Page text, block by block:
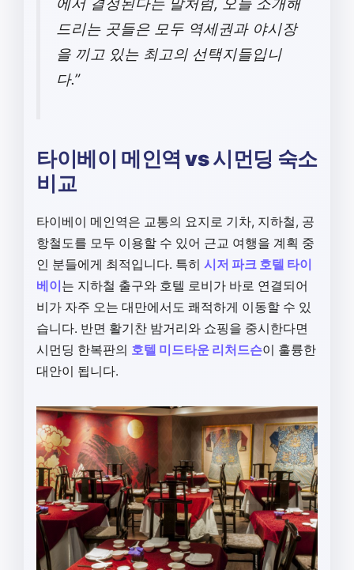
드리는 곳들은 모두 역세권과 야시장
을 끼고 있는 최고의 선택지들입니
다.”
타이베이 메인역 vs 시먼딩 숙소
비교
타이베이 메인역은 교통의 요지로 기차, 지하철, 공
항철도를 모두 이용할 수 있어 근교 여행을 계획 중
인 분들에게 최적입니다. 특히 시저 파크 호텔 타이
베이는 지하철 출구와 호텔 로비가 바로 연결되어
비가 자주 오는 대만에서도 쾌적하게 이동할 수 있
습니다. 반면 활기찬 밤거리와 쇼핑을 중시한다면
시먼딩 한복판의 호텔 미드타운 리처드슨이 훌륭한
대안이 됩니다.